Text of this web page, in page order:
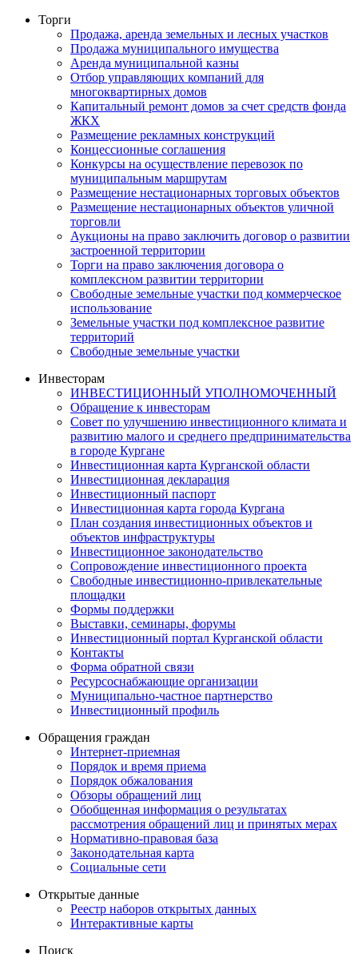
Торги
Продажа, аренда земельных и лесных участков
Продажа муниципального имущества
Аренда муниципальной казны
Отбор управляющих компаний для
многоквартирных домов
Капитальный ремонт домов за счет средств фонда
ЖКХ
Размещение рекламных конструкций
Концессионные соглашения
Конкурсы на осуществление перевозок по
муниципальным маршрутам
Размещение нестационарных торговых объектов
Размещение нестационарных объектов уличной
торговли
Аукционы на право заключить договор о развитии
застроенной территории
Торги на право заключения договора о
комплексном развитии территории
Свободные земельные участки под коммерческое
использование
Земельные участки под комплексное развитие
территорий
Свободные земельные участки
Инвесторам
ИНВЕСТИЦИОННЫЙ УПОЛНОМОЧЕННЫЙ
Обращение к инвесторам
Совет по улучшению инвестиционного климата и
развитию малого и среднего предпринимательства
в городе Кургане
Инвестиционная карта Курганской области
Инвестиционная декларация
Инвестиционный паспорт
Инвестиционная карта города Кургана
План создания инвестиционных объектов и
объектов инфраструктуры
Инвестиционное законодательство
Сопровождение инвестиционного проекта
Свободные инвестиционно-привлекательные
площадки
Формы поддержки
Выставки, семинары, форумы
Инвестиционный портал Курганской области
Контакты
Форма обратной связи
Ресурсоснабжающие организации
Муниципально-частное партнерство
Инвестиционный профиль
Обращения граждан
Интернет-приемная
Порядок и время приема
Порядок обжалования
Обзоры обращений лиц
Обобщенная информация о результатах
рассмотрения обращений лиц и принятых мерах
Нормативно-правовая база
Законодательная карта
Социальные сети
Открытые данные
Реестр наборов открытых данных
Интерактивные карты
Поиск